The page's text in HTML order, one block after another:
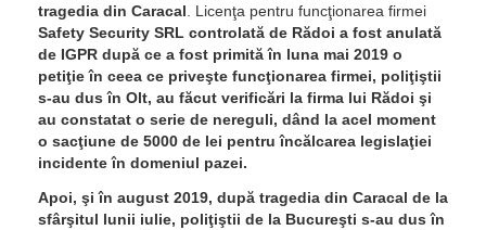
tragedia din Caracal . Licenţa pentru funcţionarea firmei
Safety Security SRL controlată de Rădoi a fost anulată
de IGPR după ce a fost primită în luna mai 2019 o
petiţie în ceea ce priveşte funcţionarea firmei, poliţiştii
s-au dus în Olt, au făcut verificări la firma lui Rădoi şi
au constatat o serie de nereguli, dând la acel moment
o sacţiune de 5000 de lei pentru încălcarea legislaţiei
incidente în domeniul pazei.
Apoi, şi în august 2019, după tragedia din Caracal de la
sfârşitul lunii iulie, poliţiştii de la Bucureşti s-au dus în